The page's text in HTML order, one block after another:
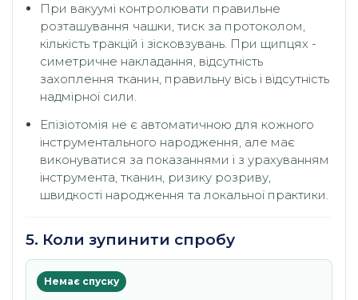
При вакуумі контролювати правильне
розташування чашки, тиск за протоколом,
кількість тракцій і зісковзувань. При щипцях -
симетричне накладання, відсутність
захоплення тканин, правильну вісь і відсутність
надмірної сили.
Епізіотомія не є автоматичною для кожного
інструментального народження, але має
виконуватися за показаннями і з урахуванням
інструмента, тканин, ризику розриву,
швидкості народження та локальної практики.
5. Коли зупинити спробу
Немає спуску